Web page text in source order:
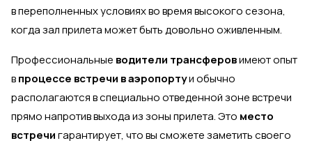
в переполненных условиях во время высокого сезона,
когда зал прилета может быть довольно оживленным.
Профессиональные водители трансферовимеют опыт
впроцессе встречи в аэропортуи обычно
располагаются в специально отведенной зоне встречи
прямо напротив выхода из зоны прилета. Это место
встречигарантирует, что вы сможете заметить своего